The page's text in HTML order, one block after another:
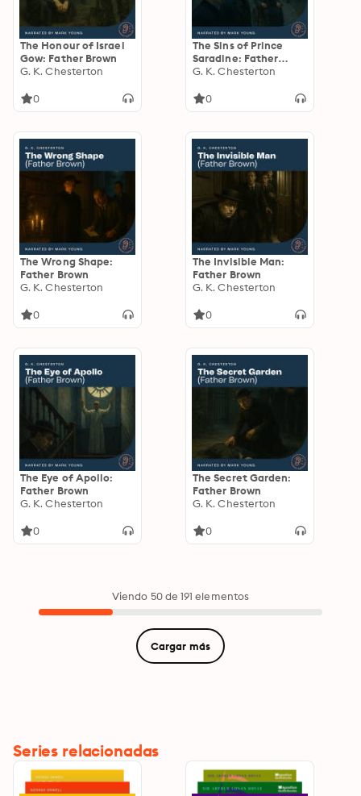
The Honour of Israel
Gow: Father Brown
G. K. Chesterton
0
The Sins of Prince
Saradine: Father
Brown
G. K. Chesterton
0
The Wrong Shape:
Father Brown
G. K. Chesterton
0
The Invisible Man:
Father Brown
G. K. Chesterton
0
The Eye of Apollo:
Father Brown
G. K. Chesterton
0
The Secret Garden:
Father Brown
G. K. Chesterton
0
Viendo 50 de 191 elementos
Cargar más
Series relacionadas